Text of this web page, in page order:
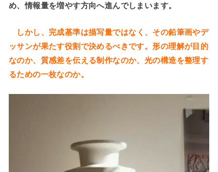
め、情報量を増やす方向へ進んでしまいます。
しかし、完成基準は描写量ではなく、その鉛筆画やデ
ッサンが果たす役割で決めるべきです。形の理解が目的
なのか、質感差を伝える制作なのか、光の構造を整理す
るための一枚なのか。